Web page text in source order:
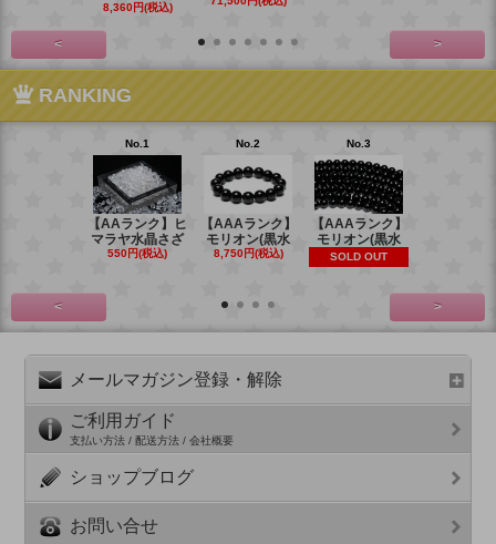
8,360円(税込)
< >
RANKING
No.1
【AAランク】ヒ
マラヤ水晶さざ
550円(税込)
No.2
【AAAランク】
モリオン(黒水
8,750円(税込)
No.3
【AAAランク】
モリオン(黒水
SOLD OUT
< >
メールマガジン登録・解除
ご利用ガイド
支払い方法 / 配送方法 / 会社概要
ショップブログ
お問い合せ